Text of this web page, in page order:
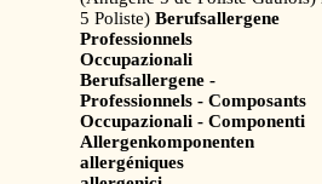
5 Poliste) Berufsallergene
Professionnels
Occupazionali
Berufsallergene -
Professionnels - Composants
Occupazionali - Componenti
Allergenkomponenten
allergéniques